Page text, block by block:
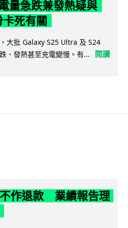
量急跌兼發熱疑與
死有關
大批 Galaxy S25 Ultra 及 S24
、發熱甚至充電變慢。有...
閱讀
作退款 業績報告理